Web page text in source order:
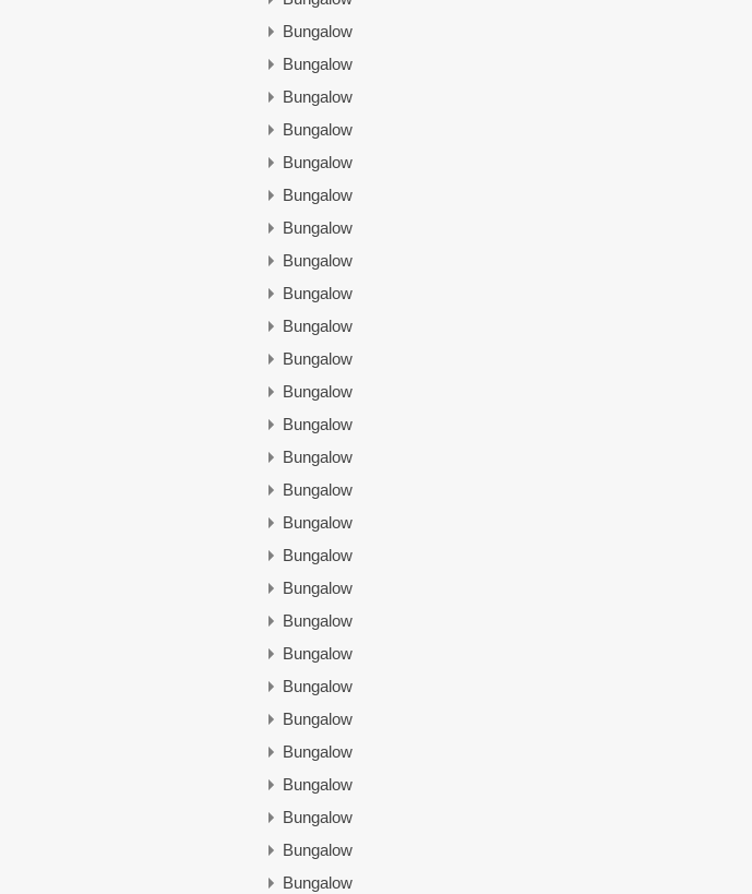
Bungalow
Bungalow
Bungalow
Bungalow
Bungalow
Bungalow
Bungalow
Bungalow
Bungalow
Bungalow
Bungalow
Bungalow
Bungalow
Bungalow
Bungalow
Bungalow
Bungalow
Bungalow
Bungalow
Bungalow
Bungalow
Bungalow
Bungalow
Bungalow
Bungalow
Bungalow
Bungalow